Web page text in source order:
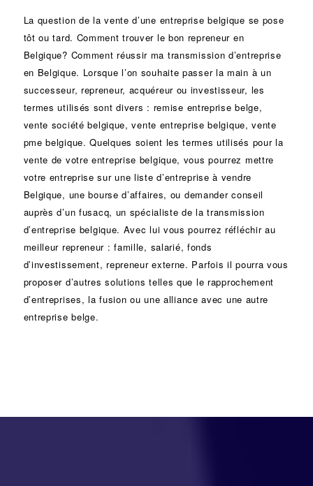
La question de la vente d’une entreprise belgique se pose
tôt ou tard. Comment trouver le bon repreneur en
Belgique? Comment réussir ma transmission d’entreprise
en Belgique. Lorsque l’on souhaite passer la main à un
successeur, repreneur, acquéreur ou investisseur, les
termes utilisés sont divers : remise entreprise belge,
vente société belgique, vente entreprise belgique, vente
pme belgique. Quelques soient les termes utilisés pour la
vente de votre entreprise belgique, vous pourrez mettre
votre entreprise sur une liste d’entreprise à vendre
Belgique, unebourse d’affaires, ou demander conseil
auprès d’un fusacq, un spécialiste de latransmission
d’entreprise belgique. Avec lui vous pourrez réfléchir au
meilleur repreneur :famille, salarié, fonds
d’investissement, repreneur externe. Parfois il pourra vous
proposer d’autres solutions telles que le rapprochement
d’entreprises, lafusion ou unealliance avec une autre
entreprise belge.